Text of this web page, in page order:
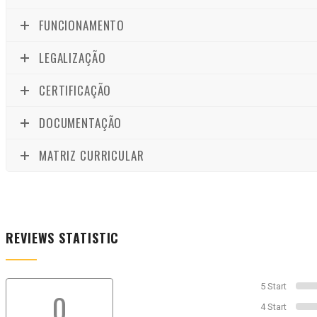
FUNCIONAMENTO
LEGALIZAÇÃO
CERTIFICAÇÃO
DOCUMENTAÇÃO
MATRIZ CURRICULAR
REVIEWS STATISTIC
0
5 Start
4 Start